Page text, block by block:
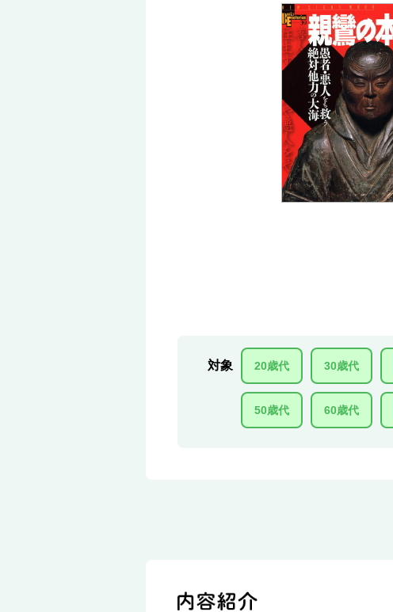
対象 20歳代 30歳代
50歳代 60歳代